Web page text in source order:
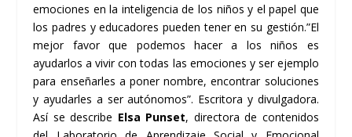
emociones en la inteligencia de los niños y el papel que
los padres y educadores pueden tener en su gestión.”El
mejor favor que podemos hacer a los niños es
ayudarlos a vivir con todas las emociones y ser ejemplo
para enseñarles a poner nombre, encontrar soluciones
y ayudarles a ser autónomos”. Escritora y divulgadora.
Así se describe Elsa Punset, directora de contenidos